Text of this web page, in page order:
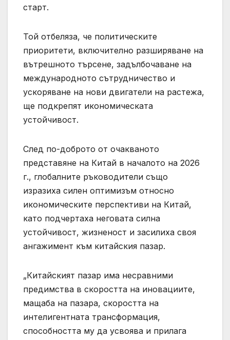
старт.
Той отбеляза, че политическите
приоритети, включително разширяване на
вътрешното търсене, задълбочаване на
международното сътрудничество и
ускоряване на нови двигатели на растежа,
ще подкрепят икономическата
устойчивост.
След по-доброто от очакваното
представяне на Китай в началото на 2026
г., глобалните ръководители също
изразиха силен оптимизъм относно
икономическите перспективи на Китай,
като подчертаха неговата силна
устойчивост, жизненост и засилиха своя
ангажимент към китайския пазар.
„Китайският пазар има несравними
предимства в скоростта на иновациите,
мащаба на пазара, скоростта на
интелигентната трансформация,
способността му да усвоява и прилага